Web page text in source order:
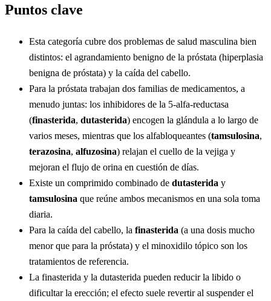
Puntos clave
Esta categoría cubre dos problemas de salud masculina bien
distintos: el agrandamiento benigno de la próstata (hiperplasia
benigna de próstata) y la caída del cabello.
Para la próstata trabajan dos familias de medicamentos, a
menudo juntas: los inhibidores de la 5-alfa-reductasa
(finasterida, dutasterida) encogen la glándula a lo largo de
varios meses, mientras que los alfabloqueantes (tamsulosina,
terazosina, alfuzosina) relajan el cuello de la vejiga y
mejoran el flujo de orina en cuestión de días.
Existe un comprimido combinado de dutasterida y
tamsulosina que reúne ambos mecanismos en una sola toma
diaria.
Para la caída del cabello, la finasterida (a una dosis mucho
menor que para la próstata) y el minoxidilo tópico son los
tratamientos de referencia.
La finasterida y la dutasterida pueden reducir la libido o
dificultar la erección; el efecto suele revertir al suspender el